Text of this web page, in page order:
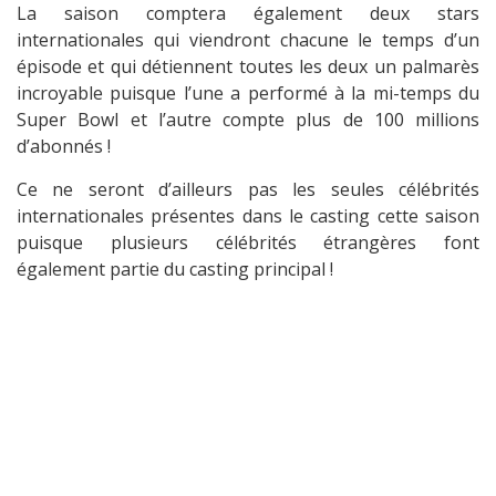
La saison comptera également deux stars
internationales qui viendront chacune le temps d’un
épisode et qui détiennent toutes les deux un palmarès
incroyable puisque l’une a performé à la mi-temps du
Super Bowl et l’autre compte plus de 100 millions
d’abonnés !
Ce ne seront d’ailleurs pas les seules célébrités
internationales présentes dans le casting cette saison
puisque plusieurs célébrités étrangères font
également partie du casting principal !